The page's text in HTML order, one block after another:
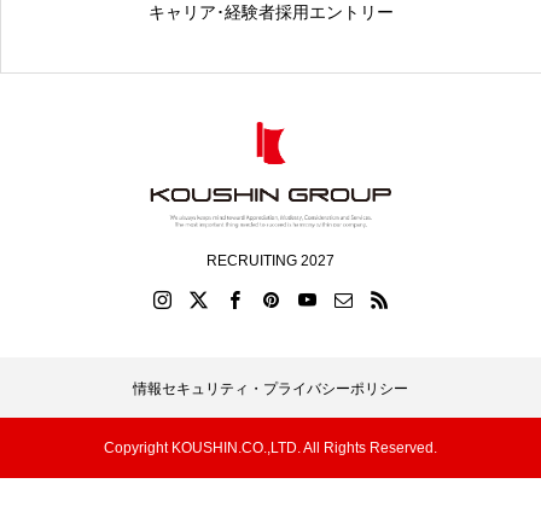
キャリア･経験者採用エントリー
RECRUITING 2027
情報セキュリティ・プライバシーポリシー
Copyright KOUSHIN.CO.,LTD. All Rights Reserved.